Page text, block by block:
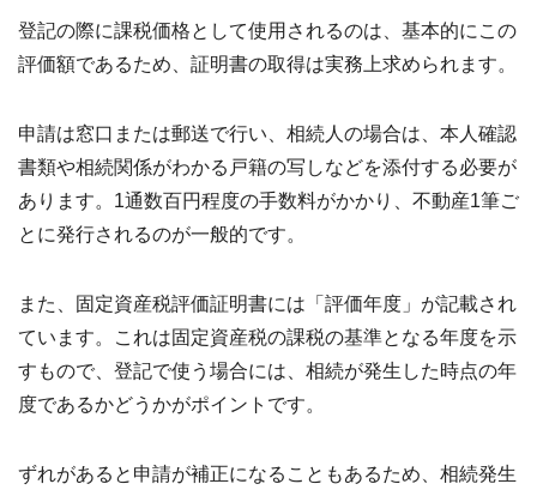
登記の際に課税価格として使用されるのは、基本的にこの
評価額であるため、証明書の取得は実務上求められます。
申請は窓口または郵送で行い、相続人の場合は、本人確認
書類や相続関係がわかる戸籍の写しなどを添付する必要が
あります。1通数百円程度の手数料がかかり、不動産1筆ご
とに発行されるのが一般的です。
また、固定資産税評価証明書には「評価年度」が記載され
ています。これは固定資産税の課税の基準となる年度を示
すもので、登記で使う場合には、相続が発生した時点の年
度であるかどうかがポイントです。
ずれがあると申請が補正になることもあるため、相続発生